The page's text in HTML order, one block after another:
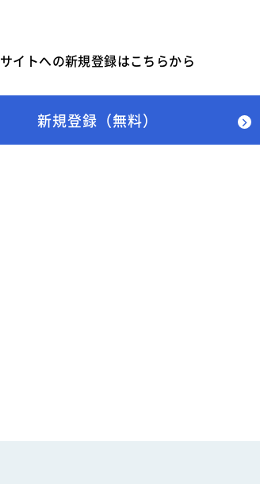
サイトへの新規登録はこちらから
新規登録（無料）